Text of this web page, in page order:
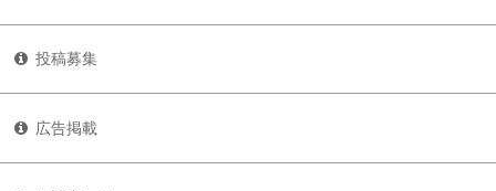
投稿募集
広告掲載